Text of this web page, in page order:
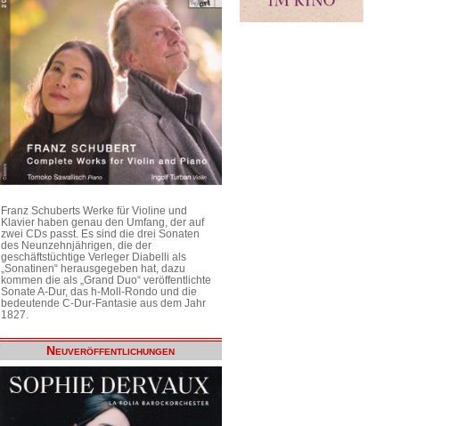
Franz Schuberts Werke für Violine und
Klavier haben genau den Umfang, der auf
zwei CDs passt. Es sind die drei Sonaten
des Neunzehnjährigen, die der
geschäftstüchtige Verleger Diabelli als
„Sonatinen“ herausgegeben hat, dazu
kommen die als „Grand Duo“ veröffentlichte
Sonate A-Dur, das h-Moll-Rondo und die
bedeutende C-Dur-Fantasie aus dem Jahr
1827.
Neuveröffentlichungen